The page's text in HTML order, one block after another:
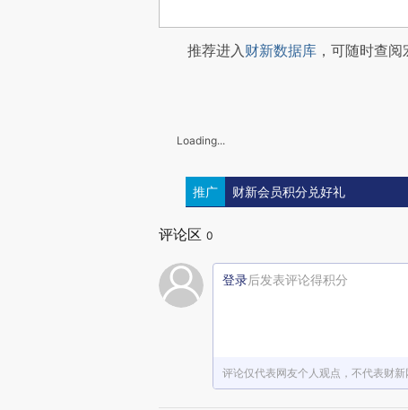
推荐进入财新数据库 ，可随时查
Loading...
推广 财新会员积分兑好礼
评论区 0
登录后发表评论得积分
评论仅代表网友个人观点，不代表财新